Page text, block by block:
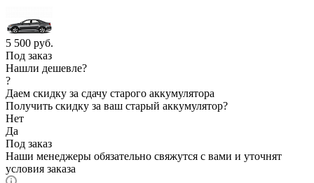
5 500 руб.
Под заказ
Нашли дешевле?
?
Даем скидку за сдачу старого аккумулятора
Получить скидку за ваш старый аккумулятор?
Нет
Да
Под заказ
Наши менеджеры обязательно свяжутся с вами и уточнят
условия заказа